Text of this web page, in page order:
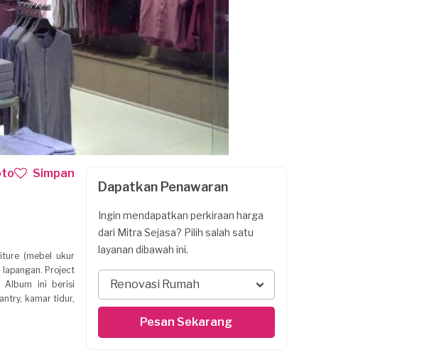
Simpan
(mebel ukur
Project
Album ini berisi
kamar tidur,
Dapatkan Penawaran
Ingin mendapatkan perkiraan harga
dari Mitra Sejasa? Pilih salah satu
layanan dibawah ini.
Renovasi Rumah
Pesan Sekarang